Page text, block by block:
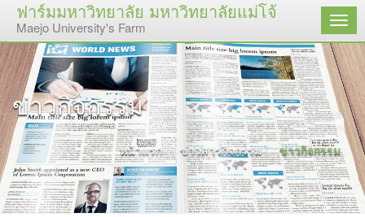
ฟาร์มมหาวิทยาลัย มหาวิทยาลัยแม่โจ้
Maejo University's Farm เมนู
ข่าวกิจกรรม
หน้าแรก ข่าวสารกิจกรรม ข่าวกิจกรรม